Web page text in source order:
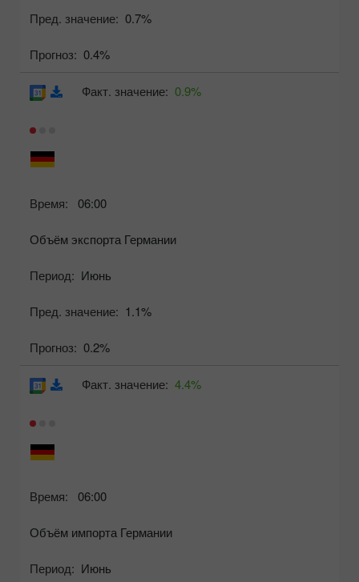
Пред. значение: 0.7%
Прогноз: 0.4%
Время: 06:00
Объём экспорта Германии
Период: Июнь
Пред. значение: 1.1%
Прогноз: 0.2%
Факт. значение: 0.9%
Время: 06:00
Объём импорта Германии
Период: Июнь
Факт. значение: 4.4%